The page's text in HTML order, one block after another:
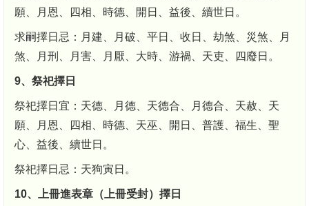
願、月恩、四相、時德、開日、益後、續世日。
求嗣擇日忌：月建、月破、平日、收日、劫煞、災煞、月
煞、月刑、月害、月厭、大時、游禍、天吏、四廢日。
9、祭祀擇日
祭祀擇日宜：天德、月德、天德合、月德合、天赦、天
願、月恩、四相、時德、天巫、開日、普護、福生、聖
心、益後、續世日。
祭祀擇日忌：天狗寅日。
10、上冊進表章（上冊受封）擇日